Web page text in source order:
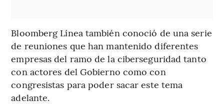
Bloomberg Línea también conoció de una serie
de reuniones que han mantenido diferentes
empresas del ramo de la ciberseguridad tanto
con actores del Gobierno como con
congresistas para poder sacar este tema
adelante.